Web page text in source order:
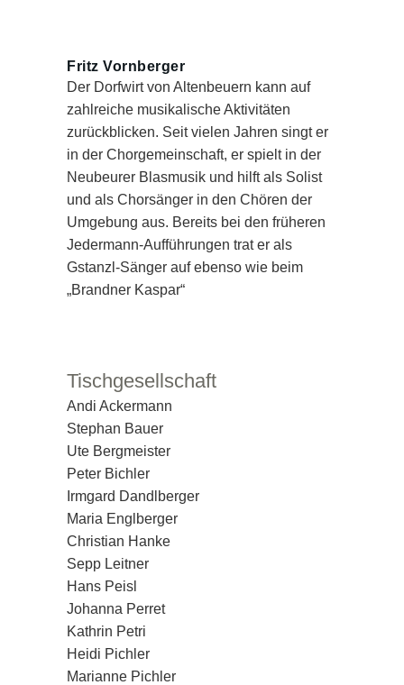
Fritz Vornberger
Der Dorfwirt von Altenbeuern kann auf
zahlreiche musikalische Aktivitäten
zurückblicken. Seit vielen Jahren singt er
in der Chorgemeinschaft, er spielt in der
Neubeurer Blasmusik und hilft als Solist
und als Chorsänger in den Chören der
Umgebung aus. Bereits bei den früheren
Jedermann-Aufführungen trat er als
Gstanzl-Sänger auf ebenso wie beim
„Brandner Kaspar“
Tischgesellschaft
Andi Ackermann
Stephan Bauer
Ute Bergmeister
Peter Bichler
Irmgard Dandlberger
Maria Englberger
Christian Hanke
Sepp Leitner
Hans Peisl
Johanna Perret
Kathrin Petri
Heidi Pichler
Marianne Pichler